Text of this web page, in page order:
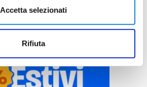
Accetta selezionati
Rifiuta